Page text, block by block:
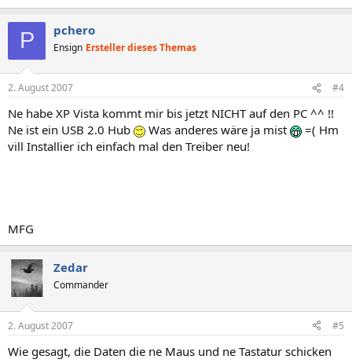
P pchero
Ensign Ersteller dieses Themas
2. August 2007 #4
Ne habe XP Vista kommt mir bis jetzt NICHT auf den PC ^^ !!
Ne ist ein USB 2.0 Hub
Was anderes wäre ja mist
=( Hm
vill Installier ich einfach mal den Treiber neu!
MFG
Zedar
Commander
2. August 2007 #5
Wie gesagt, die Daten die ne Maus und ne Tastatur schicken